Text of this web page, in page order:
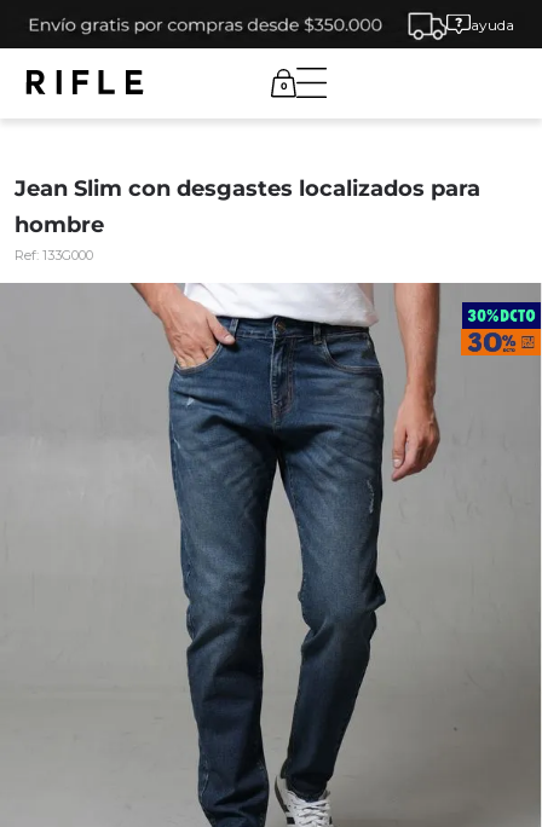
ayuda
0
Jean Slim con desgastes localizados para
hombre
Ref: 133G000